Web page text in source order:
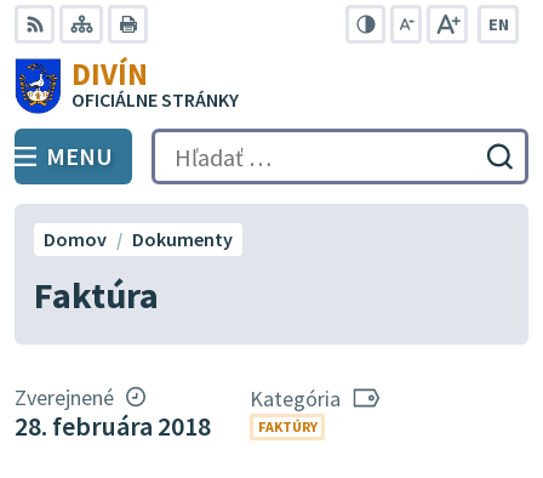
Preskočiť
na
obsah
RSS Mapa
EN
DIVÍN
OFICIÁLNE STRÁNKY
PREPNÚŤ
MENU Hľadať:
Faktúra
Domov Dokumenty
Zverejnené
28. februára 2018
Kategória
FAKTÚRY